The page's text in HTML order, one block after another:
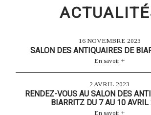
16 NOVEMBRE 2023
SALON DES ANTIQUAIRES DE
En savoir +
2 AVRIL 2023
RENDEZ-VOUS AU SALON DES
BIARRITZ DU 7 AU 10
En savoir +